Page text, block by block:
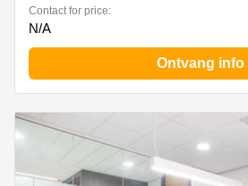
Contact for price:
N/A
Ontvang info